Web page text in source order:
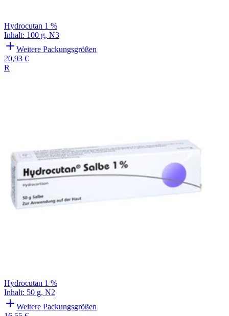
Hydrocutan 1 %
Inhalt: 100 g, N3
Weitere Packungsgrößen
20,93 €
R
Hydrocutan 1 %
Inhalt: 50 g, N2
Weitere Packungsgrößen